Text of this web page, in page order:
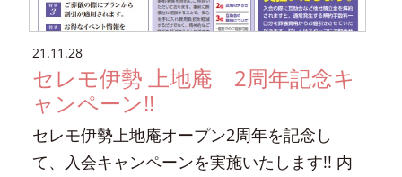
21.11.28
セレモ伊勢 上地庵 2周年記念キ
ャンペーン!!
セレモ伊勢上地庵オープン2周年を記念し
て、入会キャンペーンを実施いたします!! 内